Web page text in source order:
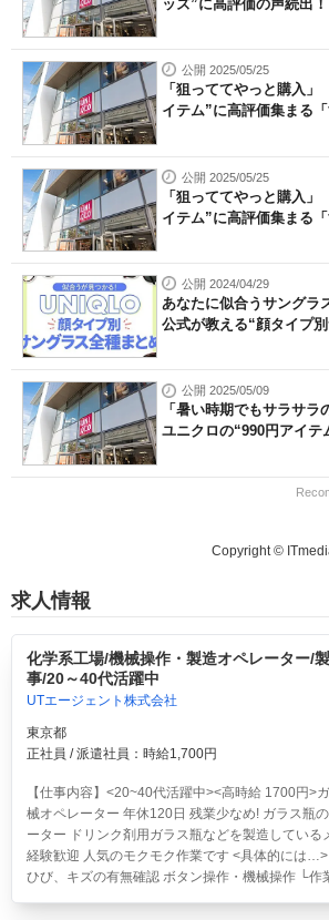
ッズ”に高評価の声続出
公開 2025/05/25
「狙っててやっと購入
イテム”に高評価集まる
公開 2025/05/25
「狙っててやっと購入
イテム”に高評価集まる
公開 2024/04/29
あなたに似合うサング
公式が教える“顔タイプ
公開 2025/05/09
「暑い時期でもサラサ
ユニクロの“990円アイ
Copyright ©
求人情報
化学系工場/機械操作・製造オペレーター/
事/20～40代活躍中
UTエージェント株式会社
東京都
正社員 / 派遣社員：時給1,700円
【仕事内容】<20~40代活躍中><高時給 1700円>
械オペレーター 年休120日 残業少なめ!ガラス瓶
ーター ドリンク剤用ガラス瓶などを製造している
経験歓迎 人気のモクモク作業です <具体的には
ひび、キズの有無確認 ボタン操作・機械操作 └作